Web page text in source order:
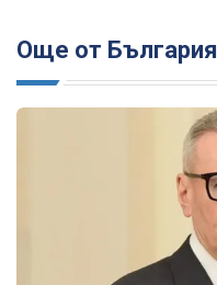
Още от България